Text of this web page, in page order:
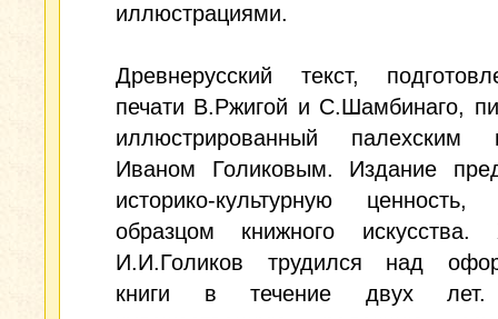
иллюстрациями.
Древнерусский текст,
печати В.Ржигой и С.Шамбинаго,
иллюстрированный палехским
Иваном Голиковым. Издание
историко-культурную ценность,
образцом книжного искусства.
И.И.Голиков трудился над
книги в течение двух